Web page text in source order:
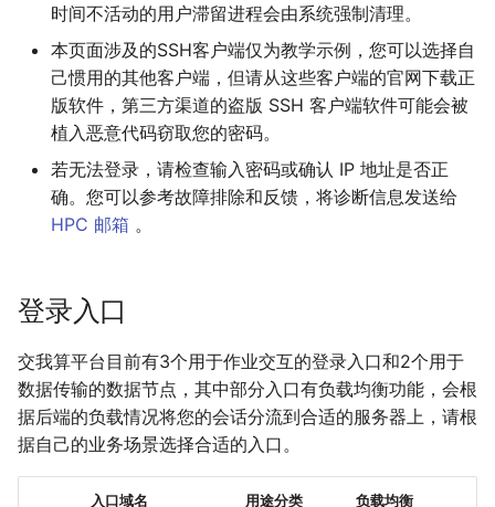
如何生成自己的公私钥对
SSH 重置 known_hosts
调试 SSH 登录问题
登录常掉线的问题
Windows SSH 客户端用户
时间不活动的用户滞留进程会由系统强制清理。
本页面涉及的SSH客户端仅为教学示例，您可以选择自
己惯用的其他客户端，但请从这些客户端的官网下载正
版软件，第三方渠道的盗版 SSH 客户端软件可能会被
植入恶意代码窃取您的密码。
若无法登录，请检查输入密码或确认 IP 地址是否正
确。您可以参考故障排除和反馈，将诊断信息发送给
HPC 邮箱 。
登录入口
交我算平台目前有3个用于作业交互的登录入口和2个用于
数据传输的数据节点，其中部分入口有负载均衡功能，会根
据后端的负载情况将您的会话分流到合适的服务器上，请根
据自己的业务场景选择合适的入口。
入口域名 用途分类 负载均衡